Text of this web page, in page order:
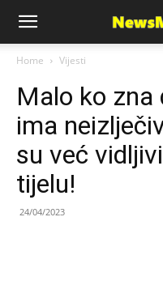
News
Media
Home Vijesti
Malo ko zna
ima
su već
tijelu!
24/04/2023